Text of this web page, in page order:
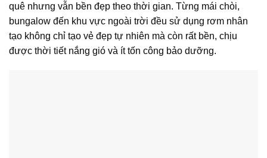
quê nhưng vẫn bền đẹp theo thời gian. Từng mái chòi,
bungalow đến khu vực ngoài trời đều sử dụng rơm nhân
tạo không chỉ tạo vẻ đẹp tự nhiên mà còn rất bền, chịu
được thời tiết nắng gió và ít tốn công bảo dưỡng.